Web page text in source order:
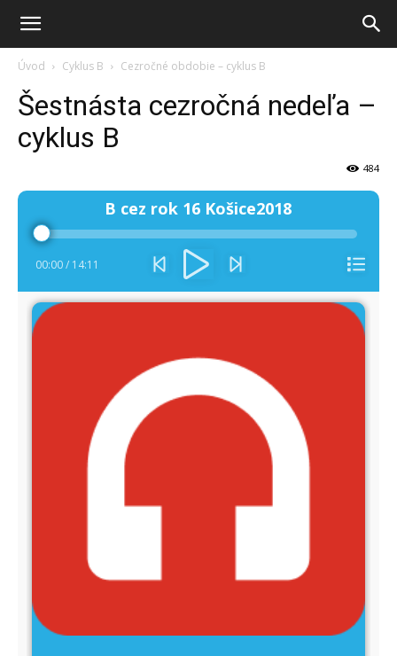
Úvod Cyklus B Cezročné obdobie – cyklus B
Šestnásta cezročná nedeľa –
cyklus B
484
Audio
B cez rok 16 Košice2018
00:00/ 14:11